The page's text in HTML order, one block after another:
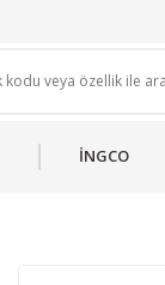
İNGCO